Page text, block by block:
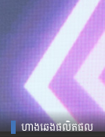
ហាងឆេងផលិតផល